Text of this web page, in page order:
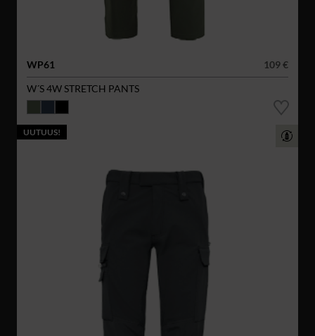
WP61
109 €
W´S 4W STRETCH PANTS
UUTUUS!